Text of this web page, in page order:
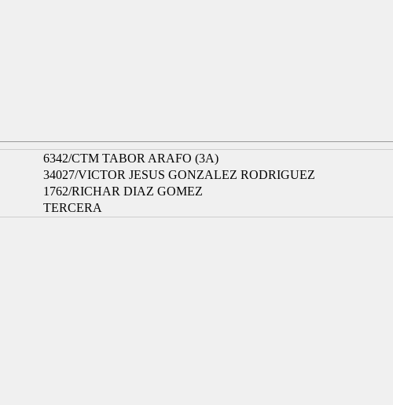
6342/CTM TABOR ARAFO (3A)
34027/VICTOR JESUS GONZALEZ RODRIGUEZ
1762/RICHAR DIAZ GOMEZ
TERCERA